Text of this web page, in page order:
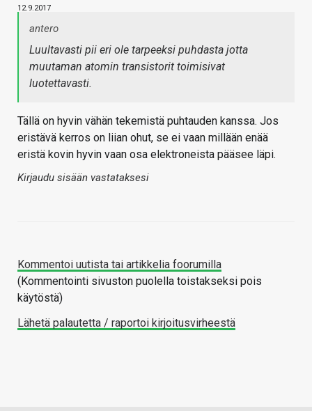
12.9.2017
antero
Luultavasti pii eri ole tarpeeksi puhdasta jotta
muutaman atomin transistorit toimisivat
luotettavasti.
Tällä on hyvin vähän tekemistä puhtauden kanssa. Jos
eristävä kerros on liian ohut, se ei vaan millään enää
eristä kovin hyvin vaan osa elektroneista pääsee läpi.
Kirjaudu sisään vastataksesi
Kommentoi uutista tai artikkelia foorumilla
(Kommentointi sivuston puolella toistakseksi pois
käytöstä)
Lähetä palautetta / raportoi kirjoitusvirheestä